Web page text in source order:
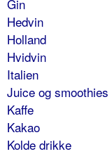
Gin
Hedvin
Holland
Hvidvin
Italien
Juice og smoothies
Kaffe
Kakao
Kolde drikke